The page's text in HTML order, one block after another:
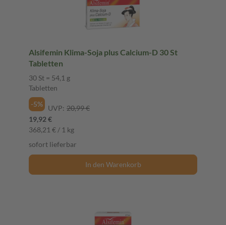
Alsifemin Klima-Soja plus Calcium-D 30 St
Tabletten
30 St = 54,1 g
Tabletten
-5%
UVP: 20,99 €
19,92 €
368,21 € / 1 kg
sofort lieferbar
In den Warenkorb